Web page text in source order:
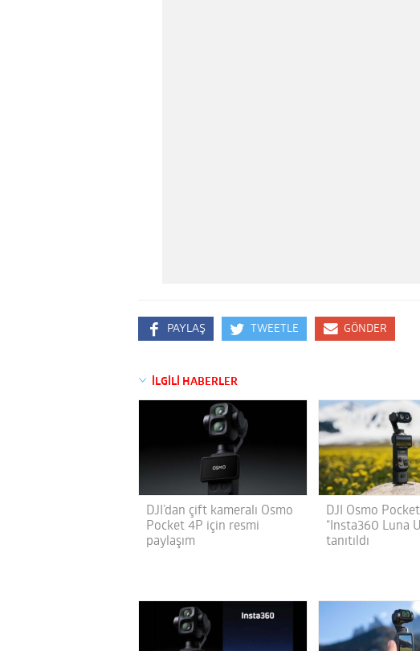
PAYLAŞ TWEETLE GÖNDER
İLGİLİ HABERLER
DJI’dan çift kameralı Osmo
Pocket 4P için resmi
paylaşım
DJI Osmo
“Insta360 Luna
tanıtıldı